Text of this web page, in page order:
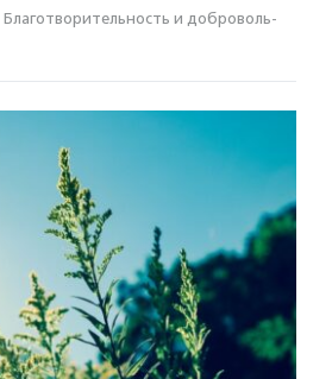
Благотвори­тель­ность и доброволь­